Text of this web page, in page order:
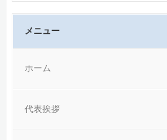
メニュー
ホーム
代表挨拶